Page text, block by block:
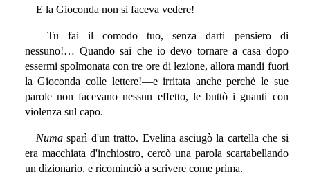
E la Gioconda non si faceva vedere!
—Tu fai il comodo tuo, senza darti pensiero di
nessuno!… Quando sai che io devo tornare a casa dopo
essermi spolmonata con tre ore di lezione, allora mandi fuori
la Gioconda colle lettere!—e irritata anche perchè le sue
parole non facevano nessun effetto, le buttò i guanti con
violenza sul capo.
Numasparì d'un tratto. Evelina asciugò la cartella che si
era macchiata d'inchiostro, cercò una parola scartabellando
un dizionario, e ricominciò a scrivere come prima.